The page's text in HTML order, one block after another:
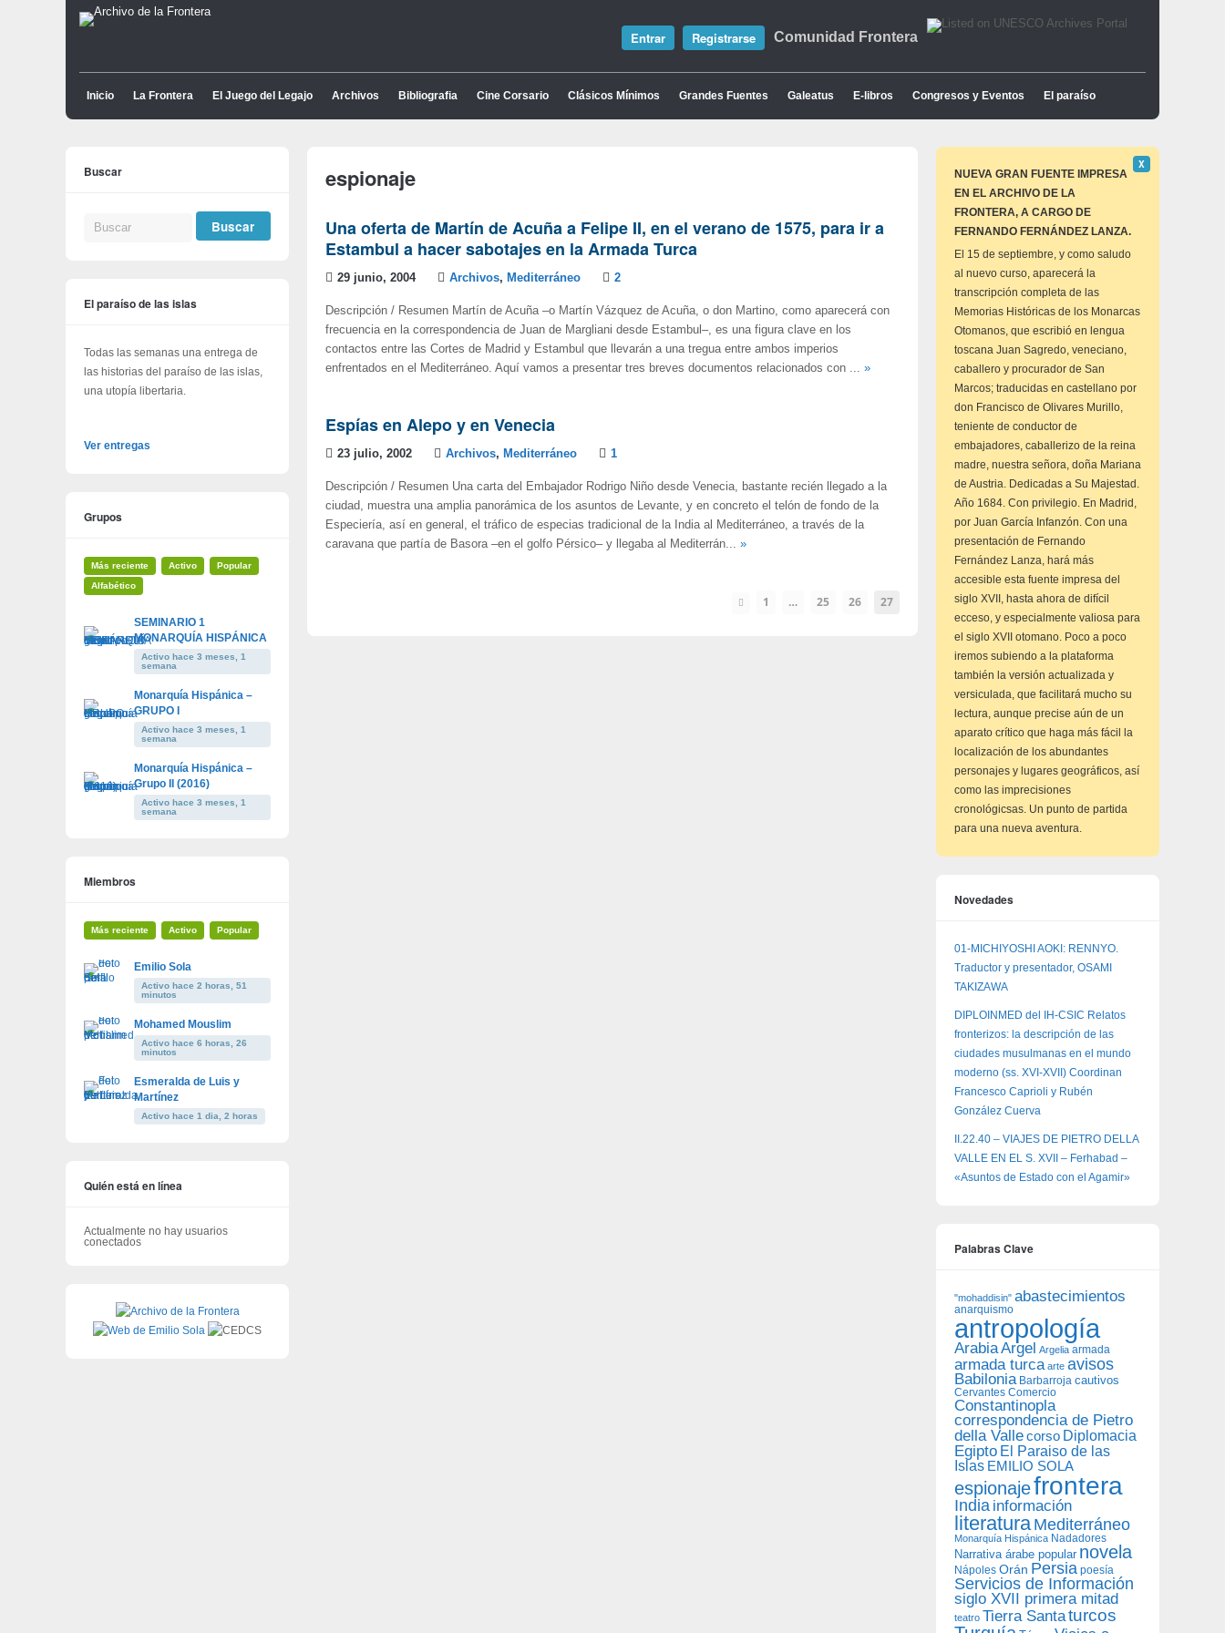
Comunidad Frontera
Entrar Registrarse
Inicio La Frontera El Juego del Legajo Archivos Bibliografia Cine Corsario Clásicos Mínimos Grandes Fuentes Galeatus E-libros Congresos y Eventos El paraíso
espionaje
Una oferta de Martín de Acuña a Felipe II, en el verano de 1575, para ir a
Estambul a hacer sabotajes en la Armada Turca
29 junio, 2004 Archivos, Mediterráneo 2
Descripción / Resumen Martín de Acuña –o Martín Vázquez de Acuña, o don Martino, como aparecerá con
frecuencia en la correspondencia de Juan de Margliani desde Estambul–, es una figura clave en los
contactos entre las Cortes de Madrid y Estambul que llevarán a una tregua entre ambos imperios
enfrentados en el Mediterráneo. Aquí vamos a presentar tres breves documentos relacionados con ... »
Espías en Alepo y en Venecia
23 julio, 2002 Archivos, Mediterráneo 1
Descripción / Resumen Una carta del Embajador Rodrigo Niño desde Venecia, bastante recién llegado a la
ciudad, muestra una amplia panorámica de los asuntos de Levante, y en concreto el telón de fondo de la
Especiería, así en general, el tráfico de especias tradicional de la India al Mediterráneo, a través de la
caravana que partía de Basora –en el golfo Pérsico– y llegaba al Mediterrán... »
1 … 25 26 27
Buscar
El paraíso de las islas
Todas las semanas una entrega de
las historias del paraíso de las islas,
una utopía libertaria.
Ver entregas
Grupos
Más reciente Activo
Popular
Alfabético
SEMINARIO 1
MONARQUÍA HISPÁNICA
Activo hace 3 meses, 1
semana
Monarquía Hispánica –
GRUPO I
Activo hace 3 meses, 1
semana
Monarquía Hispánica –
Grupo II (2016)
Activo hace 3 meses, 1
semana
Miembros
Más reciente Activo Popular
Emilio Sola
Activo hace 2 horas, 51
minutos
Mohamed Mouslim
Activo hace 6 horas, 26
minutos
Esmeralda de Luis y
Martínez
Activo hace 1 dia, 2 horas
Quién está en línea
Actualmente no hay usuarios
conectados
NUEVA GRAN FUENTE IMPRESA
EN EL ARCHIVO DE LA
FRONTERA, A CARGO DE
FERNANDO FERNÁNDEZ LANZA.
Descartar
este
Χ
El 15 de septiembre, y como saludo
al nuevo curso, aparecerá la
transcripción completa de las
Memorias Históricas de los Monarcas
Otomanos, que escribió en lengua
toscana Juan Sagredo, veneciano,
caballero y procurador de San
Marcos; traducidas en castellano por
don Francisco de Olivares Murillo,
teniente de conductor de
embajadores, caballerizo de la reina
madre, nuestra señora, doña Mariana
de Austria. Dedicadas a Su Majestad.
Año 1684. Con privilegio. En Madrid,
por Juan García Infanzón. Con una
presentación de Fernando
Fernández Lanza, hará más
accesible esta fuente impresa del
siglo XVII, hasta ahora de difícil
ecceso, y especialmente valiosa para
el siglo XVII otomano. Poco a poco
iremos subiendo a la plataforma
también la versión actualizada y
versiculada, que facilitará mucho su
lectura, aunque precise aún de un
aparato crítico que haga más fácil la
localización de los abundantes
personajes y lugares geográficos, así
como las imprecisiones
cronológicsas. Un punto de partida
para una nueva aventura.
Novedades
01-MICHIYOSHI AOKI: RENNYO.
Traductor y presentador, OSAMI
TAKIZAWA
DIPLOINMED del IH-CSIC Relatos
fronterizos: la descripción de las
ciudades musulmanas en el mundo
moderno (ss. XVI-XVII) Coordinan
Francesco Caprioli y Rubén
González Cuerva
II.22.40 – VIAJES DE PIETRO DELLA
VALLE EN EL S. XVII – Ferhabad –
«Asuntos de Estado con el Agamir»
Palabras Clave
"mohaddisin" abastecimientos
anarquismo
antropología
ArabiaArgel Argelia armada
armada turca arte avisos
Babilonia Barbarroja cautivos
Cervantes Comercio
Constantinopla
correspondencia de Pietro
della Vallecorso Diplomacia
Egipto El Paraiso de las
Islas EMILIO SOLA
espionajefrontera
India información
literatura Mediterráneo
Monarquía Hispánica Nadadores
Narrativa árabe popular novela
Nápoles Orán Persia poesía
Servicios de Información
siglo XVII primera mitad
teatro Tierra Santaturcos